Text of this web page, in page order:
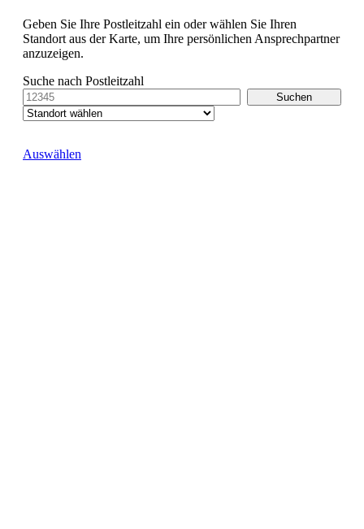
Geben Sie Ihre Postleitzahl ein oder wählen Sie Ihren
Standort aus der Karte, um Ihre persönlichen Ansprechpartner
anzuzeigen.
Suche nach Postleitzahl
Auswählen